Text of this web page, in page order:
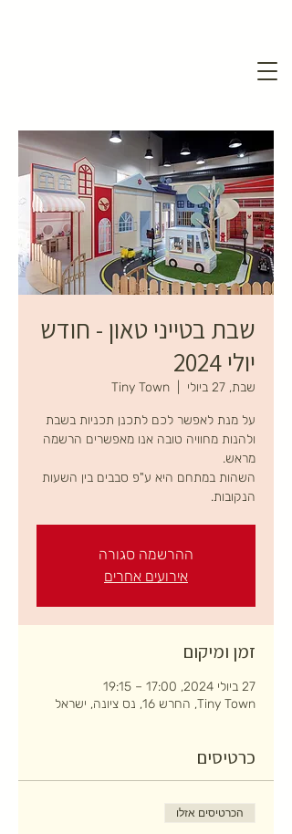
שבת בטייני טאון - חודש
יולי 2024
שבת, 27 ביולי Tiny Town
על מנת לאפשר לכם לתכנן תכניות בשבת
ולהנות מחוויה טובה אנו מאפשרים הרשמה
השהות במתחם היא ע"פ סבבים בין השעות
הנקובות.
ההרשמה סגורה
אירועים אחרים
זמן ומיקום
27 ביולי 2024, 17:00 – 19:15
Tiny Town, החרש 16, נס ציונה, ישראל
כרטיסים
הכרטיסים אזלו